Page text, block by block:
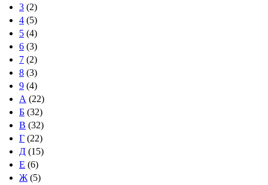
3 (2)
4 (5)
5 (4)
6 (3)
7 (2)
8 (3)
9 (4)
А (22)
Б (32)
В (32)
Г (22)
Д (15)
Е (6)
Ж (5)